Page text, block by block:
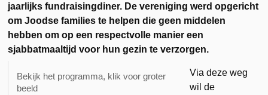
jaarlijks fundraisingdiner. De vereniging werd opgericht
om Joodse families te helpen die geen middelen
hebben om op een respectvolle manier een
sjabbatmaaltijd voor hun gezin te verzorgen.
Bekijk het programma, klik voor groter
beeld
Via deze weg
wil de